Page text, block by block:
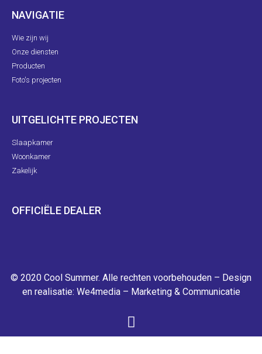
NAVIGATIE
Wie zijn wij
Onze diensten
Producten
Foto's projecten
UITGELICHTE PROJECTEN
Slaapkamer
Woonkamer
Zakelijk
OFFICIËLE DEALER
© 2020 Cool Summer. Alle rechten voorbehouden – Design
en realisatie: We4media – Marketing & Communicatie